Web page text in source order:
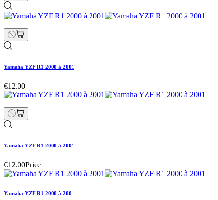
Yamaha YZF R1 2000 à 2001
€12.00
Yamaha YZF R1 2000 à 2001
€12.00Price
Yamaha YZF R1 2000 à 2001